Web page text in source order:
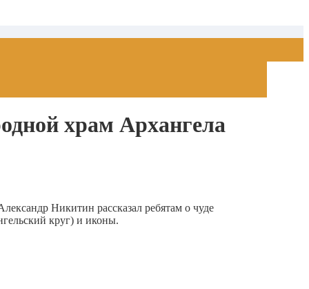
храм Архангела
Никитин рассказал ребятам о чуде
круг) и иконы.